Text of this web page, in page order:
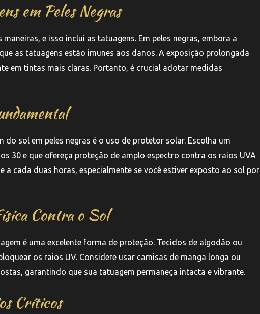
em Peles Negras
e isso inclui as tatuagens. Em peles negras, embora a
as tatuagens estão imunes aos danos. A exposição prolongada
em tintas mais claras. Portanto, é crucial adotar medidas
sol em peles negras é o uso de protetor solar. Escolha um
30 e que ofereça proteção de amplo espectro contra os raios UVA
a cada duas horas, especialmente se você estiver exposto ao sol por
Contra o Sol
é uma excelente forma de proteção. Tecidos de algodão ou
os raios UV. Considere usar camisas de manga longa ou
garantindo que sua tatuagem permaneça intacta e vibrante.
Críticos